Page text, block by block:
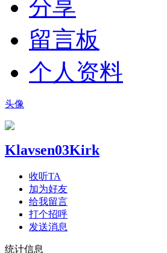
分享
留言板
个人资料
头像
Klavsen03Kirk
收听TA
加为好友
给我留言
打个招呼
发送消息
统计信息